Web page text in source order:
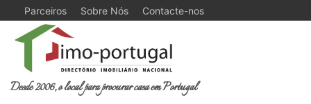
Parceiros Sobre Nós Contacte-nos
Desde 2006, o local para procurar casa em Portugal